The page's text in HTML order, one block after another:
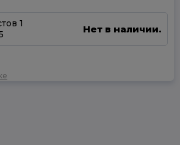
1
Нет в наличии.